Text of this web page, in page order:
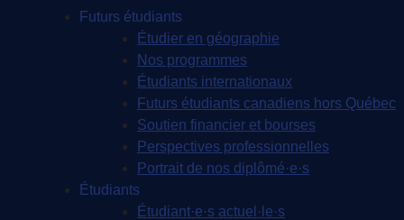
Futurs étudiants
Étudier en géographie
Nos programmes
Étudiants internationaux
Futurs étudiants canadiens hors Québec
Soutien financier et bourses
Perspectives professionnelles
Portrait de nos diplômé·e·s
Étudiants
Étudiant·e·s actuel·le·s